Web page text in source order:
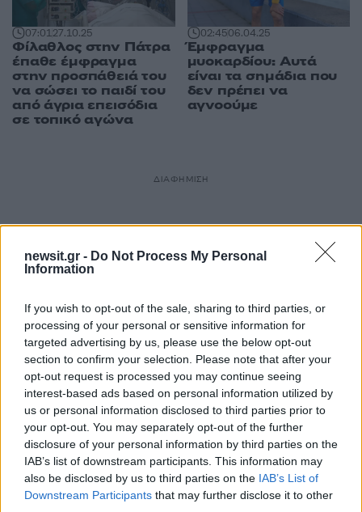
newsit.gr - Do Not Process My Personal
Information
If you wish to opt-out of the sale, sharing to third parties, or
processing of your personal or sensitive information for
targeted advertising by us, please use the below opt-out
section to confirm your selection. Please note that after your
opt-out request is processed you may continue seeing
interest-based ads based on personal information utilized by
us or personal information disclosed to third parties prior to
your opt-out. You may separately opt-out of the further
disclosure of your personal information by third parties on the
IAB’s list of downstream participants. This information may
also be disclosed by us to third parties on the IAB’s List of
Downstream Participants that may further disclose it to other
07:0127.10.25
Φίλαθλος στην Πάτρα
έπαθε έμφραγμα
στην προσπάθειά του
να σώσει το παιδί του
από άγρια επεισόδια
σε τοπικό αγώνα
02:4506.04.25
Έμφραγμα
μυοκαρδίου: Αυτά
είναι τα σημάδια που
δεν πρέπει να
αγνοούμε
ΔΙΑΦΗΜΙΣΗ